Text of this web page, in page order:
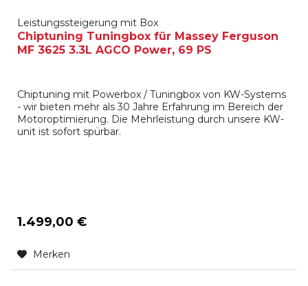
Leistungssteigerung mit Box
Chiptuning Tuningbox für Massey Ferguson
MF 3625 3.3L AGCO Power, 69 PS
Chiptuning mit Powerbox / Tuningbox von KW-Systems
- wir bieten mehr als 30 Jahre Erfahrung im Bereich der
Motoroptimierung. Die Mehrleistung durch unsere KW-
unit ist sofort spürbar.
1.499,00 €
Merken